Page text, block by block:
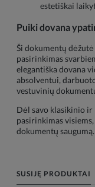
estetiškai
Puiki dovana
Ši dokumentų
pasirinkimas
elegantiška dovana
absolventui,
vestuvinių
Dėl savo klasikinio
pasirinkimas
dokumentų saugumą.
SUSIJĘ PRODUKTAI